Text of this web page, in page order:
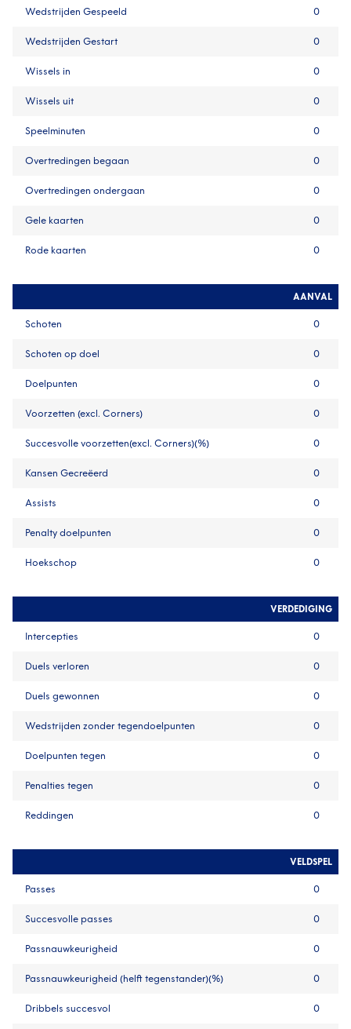
Wedstrijden Gespeeld 0
Wedstrijden Gestart 0
Wissels in 0
Wissels uit 0
Speelminuten 0
Overtredingen begaan 0
Overtredingen ondergaan 0
Gele kaarten 0
Rode kaarten 0
AANVAL
Schoten 0
Schoten op doel 0
Doelpunten 0
Voorzetten (excl. Corners) 0
Succesvolle voorzetten(excl. Corners)(%) 0
Kansen Gecreëerd 0
Assists 0
Penalty doelpunten 0
Hoekschop 0
VERDEDIGING
Intercepties 0
Duels verloren 0
Duels gewonnen 0
Wedstrijden zonder tegendoelpunten 0
Doelpunten tegen 0
Penalties tegen 0
Reddingen 0
VELDSPEL
Passes 0
Succesvolle passes 0
Passnauwkeurigheid 0
Passnauwkeurigheid (helft tegenstander)(%) 0
Dribbels succesvol 0